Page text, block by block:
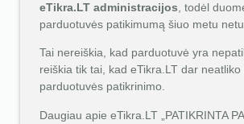
eTikra.LT administracijos , todėl
parduotuvės patikimumą šiuo metu
Tai nereiškia, kad parduotuvė yra
reiškia tik tai, kad eTikra.LT dar
parduotuvės patikrinimo.
Daugiau apie eTikra.LT „PATIKRINTA